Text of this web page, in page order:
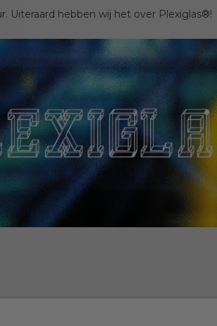
Uiteraard hebben wij het over Plexiglas®!